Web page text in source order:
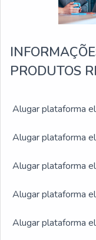
PRODUTOS
Alugar plataforma
Alugar plataforma
Alugar plataforma
Alugar plataforma
Alugar plataforma